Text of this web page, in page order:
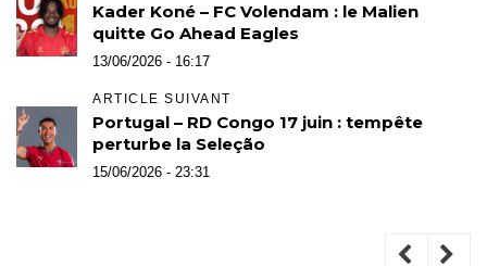
Kader Koné – FC Volendam : le Malien
quitte Go Ahead Eagles
13/06/2026 - 16:17
ARTICLE SUIVANT
Portugal – RD Congo 17 juin : tempête
perturbe la Seleção
15/06/2026 - 23:31